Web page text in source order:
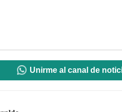
Unirme al canal de